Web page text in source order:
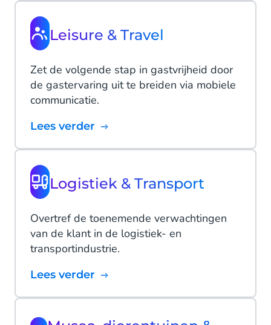
Leisure & Travel
Zet de volgende stap in gastvrijheid door
de gastervaring uit te breiden via mobiele
communicatie.
Lees verder
Logistiek & Transport
Overtref de toenemende verwachtingen
van de klant in de logistiek- en
transportindustrie.
Lees verder